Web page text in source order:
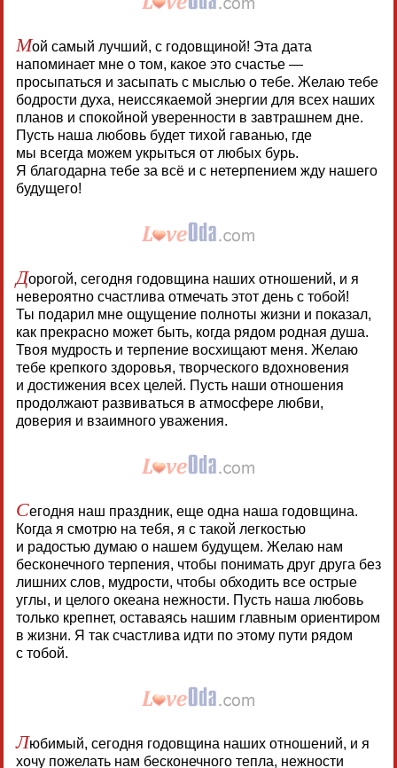
Мой самый лучший, с годовщиной! Эта дата
напоминает мне о том, какое это счастье —
просыпаться и засыпать с мыслью о тебе. Желаю тебе
бодрости духа, неиссякаемой энергии для всех наших
планов и спокойной уверенности в завтрашнем дне.
Пусть наша любовь будет тихой гаванью, где
мы всегда можем укрыться от любых бурь.
Я благодарна тебе за всё и с нетерпением жду нашего
будущего!
Дорогой, сегодня годовщина наших отношений, и я
невероятно счастлива отмечать этот день с тобой!
Ты подарил мне ощущение полноты жизни и показал,
как прекрасно может быть, когда рядом родная душа.
Твоя мудрость и терпение восхищают меня. Желаю
тебе крепкого здоровья, творческого вдохновения
и достижения всех целей. Пусть наши отношения
продолжают развиваться в атмосфере любви,
доверия и взаимного уважения.
Сегодня наш праздник, еще одна наша годовщина.
Когда я смотрю на тебя, я с такой легкостью
и радостью думаю о нашем будущем. Желаю нам
бесконечного терпения, чтобы понимать друг друга без
лишних слов, мудрости, чтобы обходить все острые
углы, и целого океана нежности. Пусть наша любовь
только крепнет, оставаясь нашим главным ориентиром
в жизни. Я так счастлива идти по этому пути рядом
с тобой.
Любимый, сегодня годовщина наших отношений, и я
хочу пожелать нам бесконечного тепла, нежности